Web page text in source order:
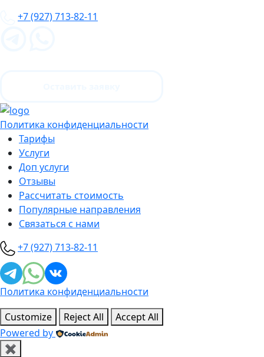
+7 (927) 713-82-11
Политика конфиденциальности
Тарифы
Услуги
Доп услуги
Отзывы
Рассчитать стоимость
Популярные направления
Связаться с нами
+7 (927) 713-82-11
Политика конфиденциальности
Customize
Reject All
Accept All
Powered by
✖